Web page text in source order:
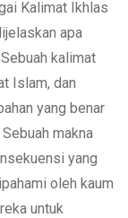
Kalimat Ikhlas
apa
kalimat
Islam, dan
yang benar
makna
yang
oleh kaum
untuk